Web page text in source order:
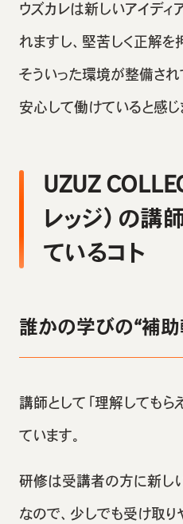
ウズカレは新しいアイデ
れますし、堅苦しく正解を
そういった環境が整備さ
安心して働けていると感じ
UZUZ
レッジ）の講
ているコト
誰かの学びの“補助
講師として「理解してもら
ています。
研修は受講者の方に新し
なので、少しでも受け取